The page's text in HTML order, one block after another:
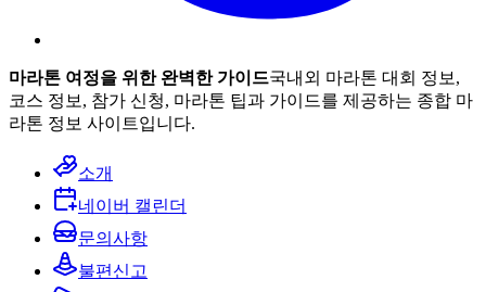
마라톤 여정을 위한 완벽한 가이드국내외 마라톤 대회 정보,
코스 정보, 참가 신청, 마라톤 팁과 가이드를 제공하는 종합 마
라톤 정보 사이트입니다.
소개
네이버 캘린더
문의사항
불편신고